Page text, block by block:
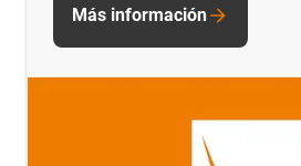
Más información